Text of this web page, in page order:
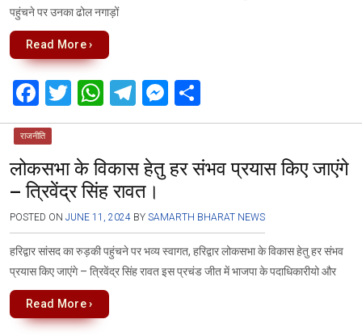
पहुंचने पर उनका ढोल नगाड़ों
Read More ›
F
a
ce
b
o
o
k
T
wi
er
W
h
s
A
p
p
T
el
gr
a
m
M
es
n
er
h
e
राजनीति
लोकसभा के विकास हेतु हर संभव प्रयास किए जाएंगे
– त्रिवेंद्र सिंह रावत।
POSTED ON JUNE 11, 2024 BY SAMARTH BHARAT NEWS
हरिद्वार सांसद का रुड़की पहुंचने पर भव्य स्वागत, हरिद्वार लोकसभा के विकास हेतु हर संभव
प्रयास किए जाएंगे – त्रिवेंद्र सिंह रावत इस प्रचंड जीत में भाजपा के पदाधिकारीयो और
Read More ›